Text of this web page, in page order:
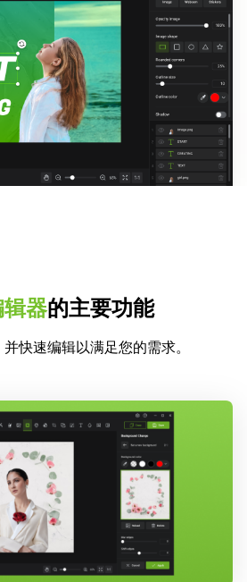
器的主要功能
快速编辑以满足您的需求。